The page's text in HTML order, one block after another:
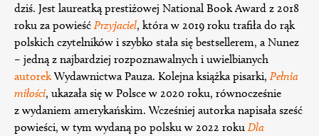
dziś. Jest laureatką prestiżowej National Book Award z 2018
roku za powieść Przyjaciel, która w 2019 roku trafiła do rąk
polskich czytelników i szybko stała się bestsellerem, a Nunez
– jedną z najbardziej rozpoznawalnych i uwielbianych
autorekWydawnictwa Pauza. Kolejna książka pisarki, Pełnia
miłości, ukazała się w Polsce w 2020 roku, równocześnie
z wydaniem amerykańskim. Wcześniej autorka napisała sześć
powieści, w tym wydaną po polsku w 2022 roku Dla